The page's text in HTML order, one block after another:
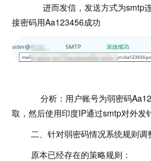
进而发信，发送方式为smtp
接密码用Aa123456成功
分析：用户账号为弱密码
取，然后使用印度IP通过smtp对外发
二、针对弱密码情况系统规则调
原本已经存在的策略规则：